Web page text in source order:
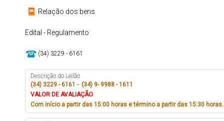
Relação dos bens
Edital - Regulamento
(34) 3229 - 6161
Descrição do Leilão
(34) 3229 - 6161 - (34) 9- 9988 - 1611
VALOR DE AVALIAÇÃO
Com início a partir das 15:00 horas e término a partir das 15:30 horas.